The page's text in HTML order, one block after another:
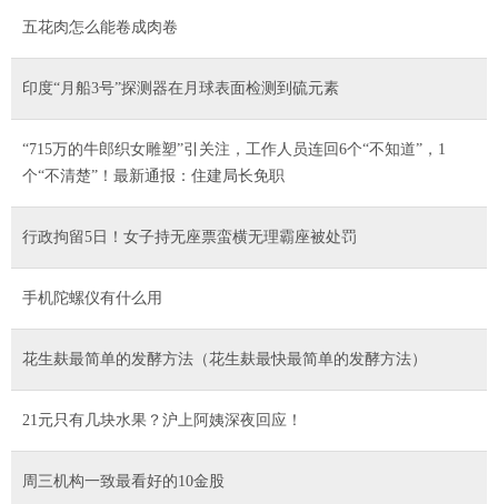
五花肉怎么能卷成肉卷
印度“月船3号”探测器在月球表面检测到硫元素
“715万的牛郎织女雕塑”引关注，工作人员连回6个“不知道”，1
个“不清楚”！最新通报：住建局长免职
行政拘留5日！女子持无座票蛮横无理霸座被处罚
手机陀螺仪有什么用
花生麸最简单的发酵方法（花生麸最快最简单的发酵方法）
21元只有几块水果？沪上阿姨深夜回应！
周三机构一致最看好的10金股